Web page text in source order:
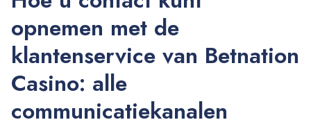
opnemen met de
klantenservice van Betnation
Casino: alle
communicatiekanalen